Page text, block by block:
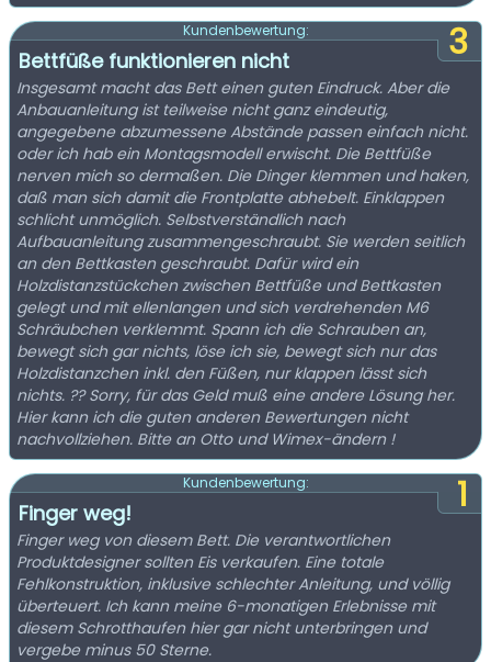
3
Kundenbewertung:
Bettfüße funktionieren nicht
Insgesamt macht das Bett einen guten Eindruck. Aber die
Anbauanleitung ist teilweise nicht ganz eindeutig,
angegebene abzumessene Abstände passen einfach nicht.
oder ich hab ein Montagsmodell erwischt. Die Bettfüße
nerven mich so dermaßen. Die Dinger klemmen und haken,
daß man sich damit die Frontplatte abhebelt. Einklappen
schlicht unmöglich. Selbstverständlich nach
Aufbauanleitung zusammengeschraubt. Sie werden seitlich
an den Bettkasten geschraubt. Dafür wird ein
Holzdistanzstückchen zwischen Bettfüße und Bettkasten
gelegt und mit ellenlangen und sich verdrehenden M6
Schräubchen verklemmt. Spann ich die Schrauben an,
bewegt sich gar nichts, löse ich sie, bewegt sich nur das
Holzdistanzchen inkl. den Füßen, nur klappen lässt sich
nichts. ?? Sorry, für das Geld muß eine andere Lösung her.
Hier kann ich die guten anderen Bewertungen nicht
nachvollziehen. Bitte an Otto und Wimex-ändern !
1
Kundenbewertung:
Finger weg!
Finger weg von diesem Bett. Die verantwortlichen
Produktdesigner sollten Eis verkaufen. Eine totale
Fehlkonstruktion, inklusive schlechter Anleitung, und völlig
überteuert. Ich kann meine 6-monatigen Erlebnisse mit
diesem Schrotthaufen hier gar nicht unterbringen und
vergebe minus 50 Sterne.